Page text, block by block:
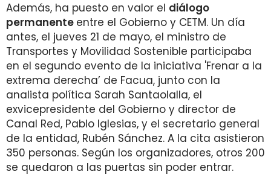
Además, ha puesto en valor el diálogo
permanente entre el Gobierno y CETM. Un día
antes, el jueves 21 de mayo, el ministro de
Transportes y Movilidad Sostenible participaba
en el segundo evento de la iniciativa 'Frenar a la
extrema derecha’ de Facua, junto con la
analista política Sarah Santaolalla, el
exvicepresidente del Gobierno y director de
Canal Red, Pablo Iglesias, y el secretario general
de la entidad, Rubén Sánchez. A la cita asistieron
350 personas. Según los organizadores, otros 200
se quedaron a las puertas sin poder entrar.